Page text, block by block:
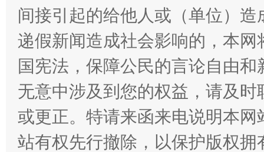
揭开“小金库”的免责幌子
间接引起的给他人或（单位）
递假新闻造成社会影响的，本
国宪法，保障公民的言论自由
无意中涉及到您的权益，请及
或更正。特请来函来电说明本
站有权先行撤除，以保护版权